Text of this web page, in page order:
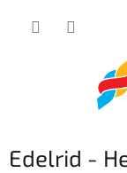
Edelrid -